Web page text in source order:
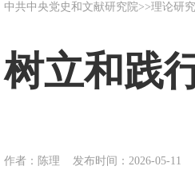
中共中央党史和文献研究院>>理论研究
树立和践
作者：陈理 发布时间：2026-05-11